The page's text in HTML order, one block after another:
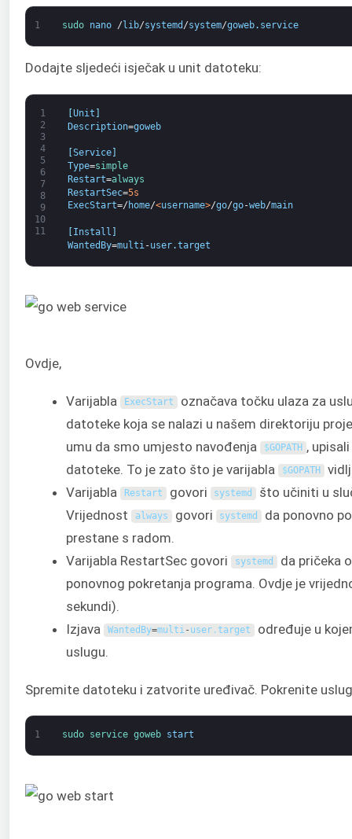
1 sudo nano / lib/systemd /system/goweb. service
Dodajte sljedeći isječak u unit datoteku:
1
2
3
4
5
6
7
8
9
10
11
[Unit ]
Description=goweb
Service]
Type=simple
Restart=always
RestartSec=5s
ExecStart=/ home/<username>/go/go-web/main
Install
WantedBy=multi -user.target
Ovdje,
Varijabla ExecStart označava točku ulaza za
datoteke koja se nalazi u našem direktoriju
umu da smo umjesto navođenja
$GOPATH ,
datoteke. To je zato što je varijabla
$GOPATH
Varijabla
Restart govori systemd
što učiniti u
Vrijednost
always govori systemd
da ponovno
prestane s radom.
Varijabla RestartSec govori
systemd da pričeka
ponovnog pokretanja programa. Ovdje je
sekundi).
Izjava
WantedBy=multi- user.target određuje u
uslugu.
Spremite datoteku i zatvorite uređivač. Pokrenite
1 sudo service goweb start